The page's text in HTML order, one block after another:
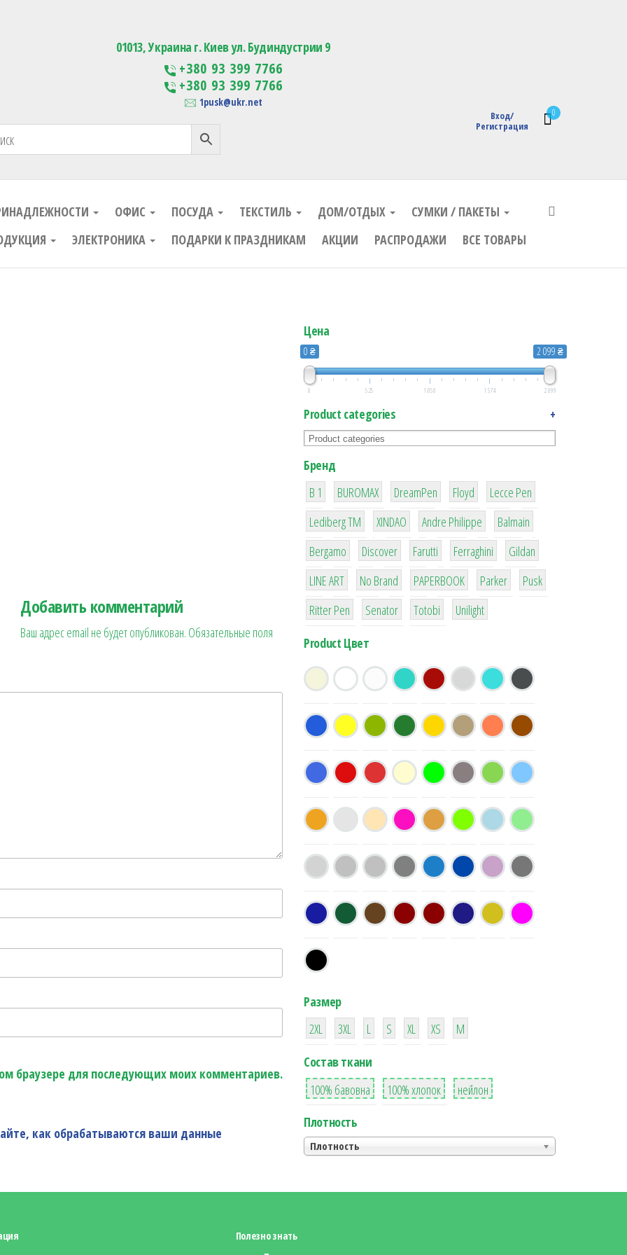
Изготовление сувенирной продукции с логотипом
0
Вход/
Регистрация
01013, Украина г. Киев ул. Будиндустрии 9
+380 93 399 7766
+380 93 399 7766
1pusk@ukr.net
ОФИС ПОСУДА ТЕКСТИЛЬ ДОМ/ОТДЫХ
СУМКИ / ПАКЕТЫ
ЭЛЕКТРОНИКА ПОДАРКИ К ПРАЗДНИКАМ АКЦИИ РАСПРОДАЖИ ВСЕ ТОВАРЫ
Добавить комментарий
Ваш адрес email не будет опубликован. Обязательные поля
браузере для последующих моих комментариев.
как обрабатываются ваши данные
Цена
0 ₴ 2 099 ₴
0 525 1 050 1 574 2 099
Product categories +
Бренд
B 1
1
BUROMAX
1
DreamPen
2
Floyd
2
Lecce Pen
3
Lediberg ТМ
3
XINDAO
1
Andre Philippe
4
Balmain
26
Bergamo
64
Discover
299
Farutti
4
Ferraghini
42
Gildan
4
LINE ART
90
No Brand
8
PAPERBOOK
6
Parker
2
Pusk
22
Ritter Pen
15
Senator
43
Totobi
1
Unilight
Product Цвет
Размер
38
2XL
16
3XL
42
L
42
S
42
XL XS
М
Состав ткани
8
100% бавовна
36
100% хлопок
2
нейлон
Плотность
Плотность
Полезно знать